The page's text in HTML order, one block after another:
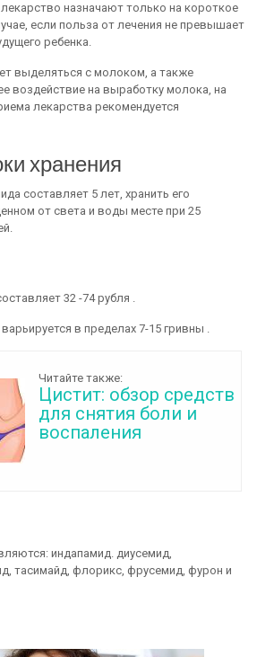
назначают только на короткое
если польза от лечения не превышает
ребенка.
выделяться с молоком, а также
воздействие на выработку молока, на
лекарства рекомендуется
хранения
составляет 5 лет, хранить его
от света и воды месте при 25
32 -74 рубля .
в пределах 7-15 гривны .
Читайте также:
Цистит: обзор средств
для снятия боли и
воспаления
индапамид. диусемид,
тасимайд, флорикс, фрусемид, фурон и